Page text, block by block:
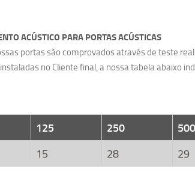
ACÚSTICO PARAPORTAS ACÚSTICAS
portas são comprovados através de teste
no Cliente final, a nossa tabela abaixo
125 250 500
15 28 29